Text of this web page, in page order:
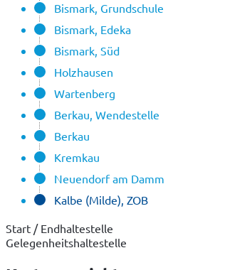
Bismark, Grundschule
Bismark, Edeka
Bismark, Süd
Holzhausen
Wartenberg
Berkau, Wendestelle
Berkau
Kremkau
Neuendorf am Damm
Kalbe (Milde), ZOB
Start / Endhaltestelle
Gelegenheitshaltestelle